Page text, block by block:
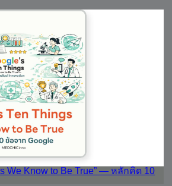
We Know to Be True” — หลักคิด 10